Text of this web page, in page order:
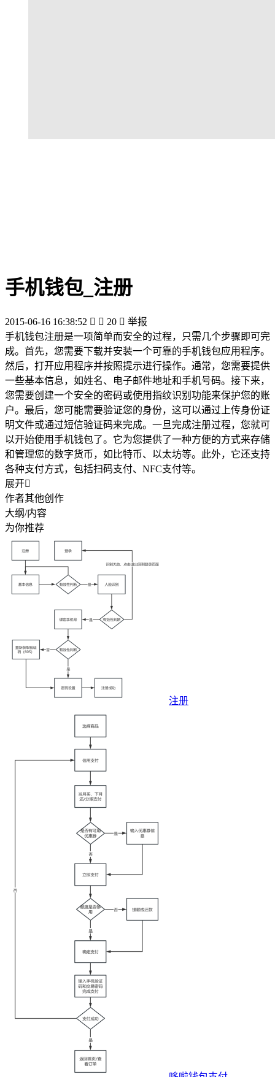
手机钱包_注册
2015-06-16 16:38:52   20  举报
手机钱包注册是一项简单而安全的过程，只需几个步骤即可完
成。首先，您需要下载并安装一个可靠的手机钱包应用程序。
然后，打开应用程序并按照提示进行操作。通常，您需要提供
一些基本信息，如姓名、电子邮件地址和手机号码。接下来，
您需要创建一个安全的密码或使用指纹识别功能来保护您的账
户。最后，您可能需要验证您的身份，这可以通过上传身份证
明文件或通过短信验证码来完成。一旦完成注册过程，您就可
以开始使用手机钱包了。它为您提供了一种方便的方式来存储
和管理您的数字货币，如比特币、以太坊等。此外，它还支持
各种支付方式，包括扫码支付、NFC支付等。
展开
作者其他创作
大纲/内容
为你推荐
注册